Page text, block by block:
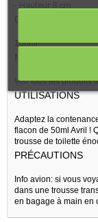
QUANTITÉ
100ml
Voir tous les produits
UTILISATIONS
Adaptez la
flacon de 50ml Avril !
trousse de toilette
PRÉCAUTIONS
Info avion: si vous
dans une trousse
en bagage à main en